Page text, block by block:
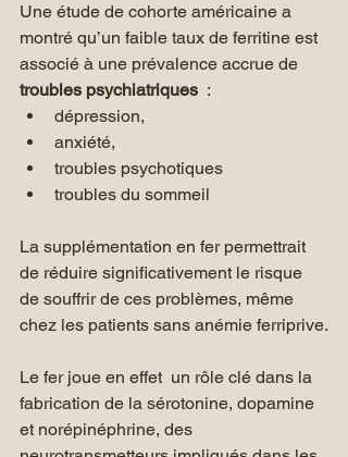
Une étude de cohorte américaine a
montré qu’un faible taux de ferritine est
associé à une prévalence accrue de
troubles psychiatriques
  :
dépression,
anxiété,
troubles psychotiques
troubles du sommeil
La supplémentation en fer permettrait
de réduire significativement le risque
de souffrir de ces problèmes, même
chez les patients sans anémie ferriprive.
Le fer joue en effet  un rôle clé dans la
fabrication de la sérotonine, dopamine
et norépinéphrine, des